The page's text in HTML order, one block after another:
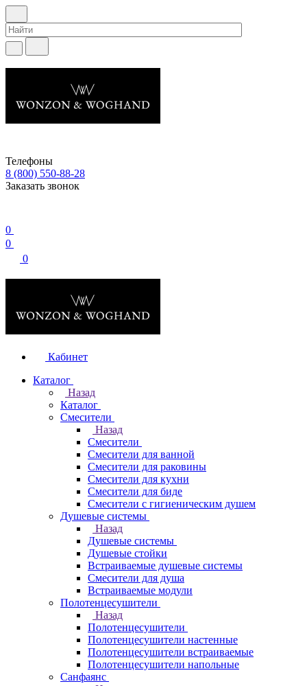
Телефоны
8 (800) 550-88-28
Заказать звонок
0
0
0
Кабинет
Каталог
Назад
Каталог
Смесители
Назад
Смесители
Смесители для ванной
Смесители для раковины
Смесители для кухни
Смесители для биде
Смесители с гигиеническим душем
Душевые системы
Назад
Душевые системы
Душевые стойки
Встраиваемые душевые системы
Смесители для душа
Встраиваемые модули
Полотенцесушители
Назад
Полотенцесушители
Полотенцесушители настенные
Полотенцесушители встраиваемые
Полотенцесушители напольные
Санфаянс